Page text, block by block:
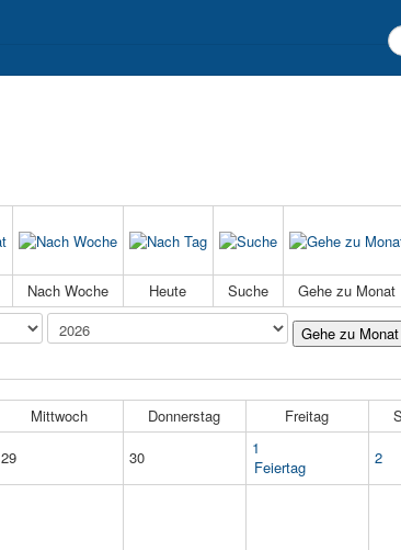
Nach Woche Heute Suche Gehe zu Monat
Gehe zu Monat
Mittwoch Donnerstag Freitag
29 30
1
Feiertag
2